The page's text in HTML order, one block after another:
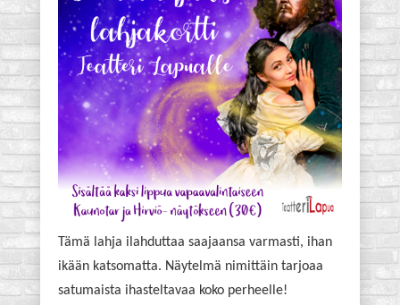
Tämä lahja ilahduttaa saajaansa varmasti, ihan
ikään katsomatta. Näytelmä nimittäin tarjoaa
satumaista ihasteltavaa koko perheelle!